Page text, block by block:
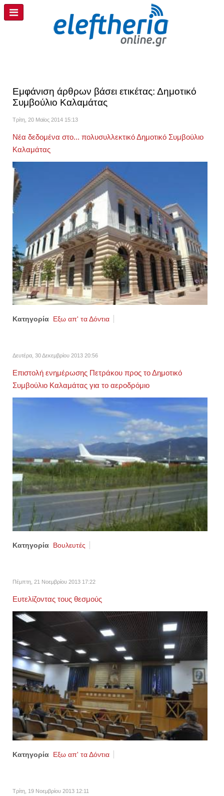
Εμφάνιση άρθρων βάσει ετικέτας: Δημοτικό
Συμβούλιο Καλαμάτας
Τρίτη, 20 Μαϊος 2014 15:13
Νέα δεδομένα στο... πολυσυλλεκτικό Δημοτικό Συμβούλιο
Καλαμάτας
Κατηγορία Εξω απ' τα Δόντια
Δευτέρα, 30 Δεκεμβρίου 2013 20:56
Επιστολή ενημέρωσης Πετράκου προς το Δημοτικό
Συμβούλιο Καλαμάτας για το αεροδρόμιο
Κατηγορία Βουλευτές
Πέμπτη, 21 Νοεμβρίου 2013 17:22
Ευτελίζοντας τους θεσμούς
Κατηγορία Εξω απ' τα Δόντια
Τρίτη, 19 Νοεμβρίου 2013 12:11